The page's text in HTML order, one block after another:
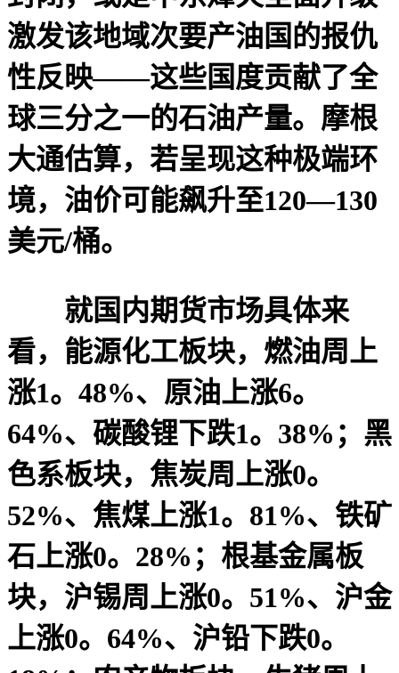
激发该地域次要产油国的报仇
性反映——这些国度贡献了全
球三分之一的石油产量。摩根
大通估算，若呈现这种极端环
境，油价可能飙升至120—130
美元/桶。
就国内期货市场具体来
看，能源化工板块，燃油周上
涨1。48%、原油上涨6。
64%、碳酸锂下跌1。38%；黑
色系板块，焦炭周上涨0。
52%、焦煤上涨1。81%、铁矿
石上涨0。28%；根基金属板
块，沪锡周上涨0。51%、沪金
上涨0。64%、沪铅下跌0。